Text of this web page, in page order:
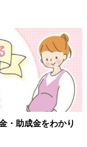
メンタルヘルス
悪くなっていま
が発出されたころ
緊迫感が少し緩ん
タルヘルスは低下
まで、親のメンタ
か。
・助成金をわかり